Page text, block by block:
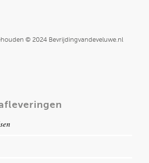
© 2024 Bevrijdingvandeveluwe.nl